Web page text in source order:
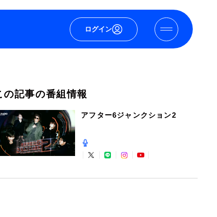
ログイン
の記事の番組情報
アフター6ジャンクション2